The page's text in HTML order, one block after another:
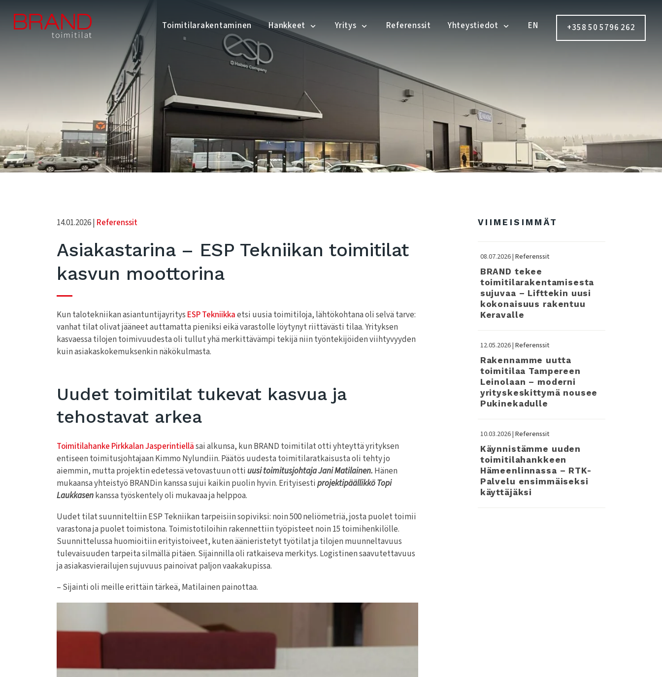
Toimitilarakentaminen Hankkeet Yritys Referenssit Yhteystiedot EN +358 50 5796 262
14.01.2026 | Referenssit
Asiakastarina – ESP Tekniikan toimitilat
kasvun moottorina
Kun talotekniikan asiantuntijayritys ESP Tekniikkaetsi uusia toimitiloja, lähtökohtana oli selvä tarve:
vanhat tilat olivat jääneet auttamatta pieniksi eikä varastolle löytynyt riittävästi tilaa. Yrityksen
kasvaessa tilojen toimivuudesta oli tullut yhä merkittävämpi tekijä niin työntekijöiden viihtyvyyden
kuin asiakaskokemuksenkin näkökulmasta.
Uudet toimitilat tukevat kasvua ja
tehostavat arkea
Toimitilahanke Pirkkalan Jasperintielläsai alkunsa, kun BRAND toimitilat otti yhteyttä yrityksen
entiseen toimitusjohtajaan Kimmo Nylundiin. Päätös uudesta toimitilaratkaisusta oli tehty jo
aiemmin, mutta projektin edetessä vetovastuun otti uusi toimitusjohtaja Jani Matilainen. Hänen
mukaansa yhteistyö BRANDin kanssa sujui kaikin puolin hyvin. Erityisesti projektipäällikkö Topi
Laukkasenkanssa työskentely oli mukavaa ja helppoa.
Uudet tilat suunniteltiin ESP Tekniikan tarpeisiin sopiviksi: noin 500 neliömetriä, josta puolet toimii
varastona ja puolet toimistona. Toimistotiloihin rakennettiin työpisteet noin 15 toimihenkilölle.
Suunnittelussa huomioitiin erityistoiveet, kuten äänieristetyt työtilat ja tilojen muunneltavuus
tulevaisuuden tarpeita silmällä pitäen. Sijainnilla oli ratkaiseva merkitys. Logistinen saavutettavuus
ja asiakasvierailujen sujuvuus painoivat paljon vaakakupissa.
– Sijainti oli meille erittäin tärkeä, Matilainen painottaa.
VIIMEISIMMÄT
08.07.2026 | Referenssit
BRAND tekee
toimitilarakentamisesta
sujuvaa – Lifttekin uusi
kokonaisuus rakentuu
Keravalle
12.05.2026 | Referenssit
Rakennamme uutta
toimitilaa Tampereen
Leinolaan – moderni
yrityskeskittymä nousee
Pukinekadulle
10.03.2026 | Referenssit
Käynnistämme uuden
toimitilahankkeen
Hämeenlinnassa – RTK-
Palvelu ensimmäiseksi
käyttäjäksi